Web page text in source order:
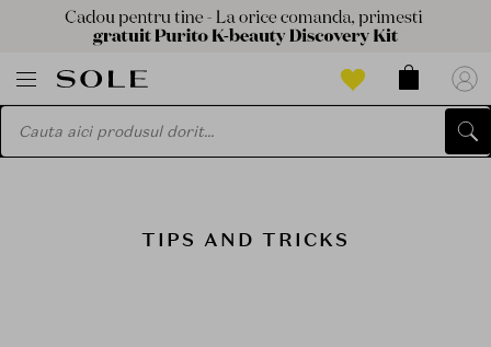
TIPS AND TRICKS